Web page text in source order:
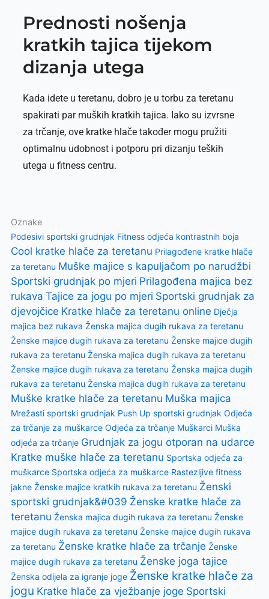
Prednosti nošenja
kratkih tajica tijekom
dizanja utega
Kada idete u teretanu, dobro je u torbu za teretanu
spakirati par muških kratkih tajica. Iako su izvrsne
za trčanje, ove kratke hlače također mogu pružiti
optimalnu udobnost i potporu pri dizanju teških
utega u fitness centru.
Oznake
Podesivi sportski grudnjak Fitness odjeća kontrastnih boja
Cool kratke hlače za teretanu Prilagođene kratke hlače
za teretanu Muške majice s kapuljačom po narudžbi
Sportski grudnjak po mjeri Prilagođena majica bez
rukava Tajice za jogu po mjeri Sportski grudnjak za
djevojčice Kratke hlače za teretanu online Dječja
majica bez rukava Ženska majica dugih rukava za teretanu
Ženske majice dugih rukava za teretanu Ženske majice dugih
rukava za teretanu Ženska majica dugih rukava za teretanu
Ženske majice dugih rukava za teretanu Ženska majica dugih
rukava za teretanu Ženska majica dugih rukava za teretanu
Muške kratke hlače za teretanu Muška majica
Mrežasti sportski grudnjak Push Up sportski grudnjak Odjeća
za trčanje za muškarce Odjeća za trčanje Muškarci Muška
odjeća za trčanje Grudnjak za jogu otporan na udarce
Kratke muške hlače za teretanu Sportska odjeća za
muškarce Sportska odjeća za muškarce Rastezljive fitness
jakne Ženske majice kratkih rukava za teretanu Ženski
sportski grudnjak&#039 Ženske kratke hlače za
teretanu Ženska majica dugih rukava za teretanu Ženske
majice dugih rukava za teretanu Ženske majice dugih rukava
za teretanu Ženske kratke hlače za trčanje Ženske
majice dugih rukava za teretanu Ženske joga tajice
Ženska odijela za igranje joge Ženske kratke hlače za
jogu Kratke hlače za vježbanje joge Sportski